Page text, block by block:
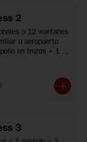
2
o 12 wantanes
o aeropuerto
en trozos + 1
3